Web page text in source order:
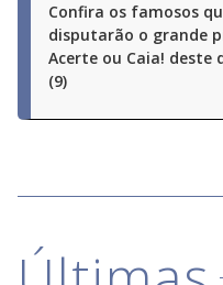
Confira os famosos
disputarão o grande
Acerte ou Caia! deste
(9)